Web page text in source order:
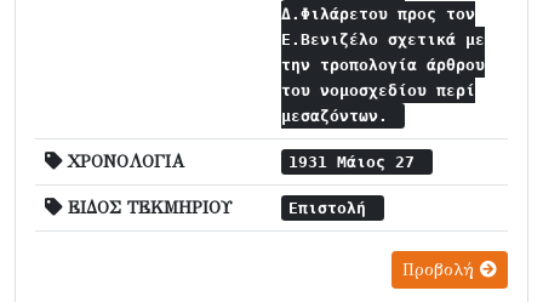
Δ.Φιλάρετου προς τον
Ε.Βενιζέλο σχετικά με
την τροπολογία άρθρου
του νομοσχεδίου περί
μεσαζόντων.
ΧΡΟΝΟΛΟΓΙΑ 1931 Μάιος 27
ΕΙΔΟΣ ΤΕΚΜΗΡΙΟΥ Επιστολή
Προβολή